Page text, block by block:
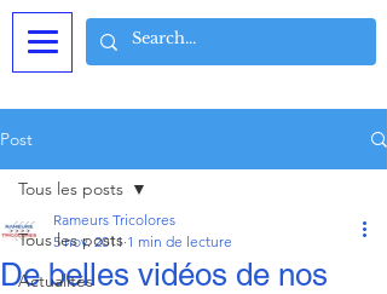
Post
Tous les posts
Actualités
Tous les posts
De belles vidéos de nos
Rameurs Tricolores
5 nov. 2011 1 min de lecture